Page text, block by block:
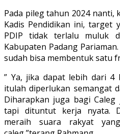
Pada pileg tahun 2024 nanti,
Kadis Pendidikan ini, target
PDIP tidak terlalu muluk
Kabupaten Padang
sudah bisa membentuk satu
” Ya, jika dapat lebih dari 4
itulah diperlukan semangat
Diharapkan juga bagi
tapi dituntut kerja nyata.
meraih suara rakyat